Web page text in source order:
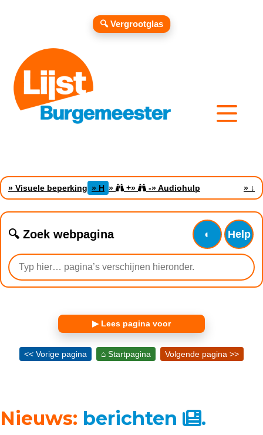
» Visuele beperking » H » +» -» Audiohulp » ↓
🔍 Zoek webpagina ◐ Help
▶ Lees pagina voor
🔍 Vergrootglas
<< Vorige pagina ⌂ Startpagina Volgende pagina >>
Nieuws: berichten .